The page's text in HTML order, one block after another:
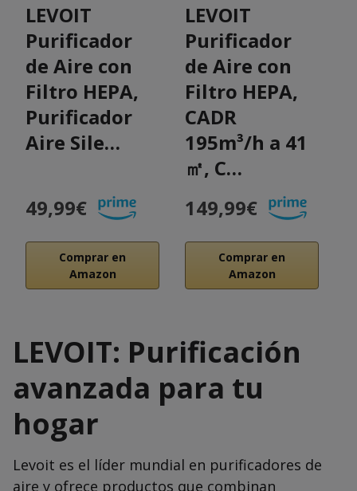
LEVOIT
Purificador
de Aire con
Filtro HEPA,
Purificador
Aire Sile…
49,99€
Comprar en
Amazon
LEVOIT
Purificador
de Aire con
Filtro HEPA,
CADR
195m³/h a 41
㎡, C…
149,99€
Comprar en
Amazon
LEVOIT: Purificación
avanzada para tu
hogar
Levoit es el líder mundial en purificadores de
aire y ofrece productos que combinan